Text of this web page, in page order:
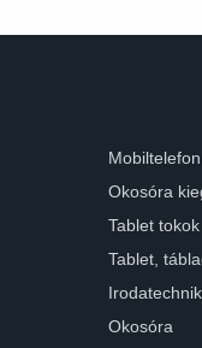
Okosóra
Tablet tokok
Tablet,
Okosóra